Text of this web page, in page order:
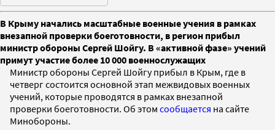
В Крыму начались масштабные военные учения в рамках
внезапной проверки боеготовности, в регион прибыл
министр обороны Сергей Шойгу. В «активной фазе» учений
примут участие более 10 000 военнослужащих
Министр обороны Сергей Шойгу прибыл в Крым, где в
четверг состоится основной этап межвидовых военных
учений, которые проводятся в рамках внезапной
проверки боеготовности. Об этом сообщается на сайте
Минобороны.